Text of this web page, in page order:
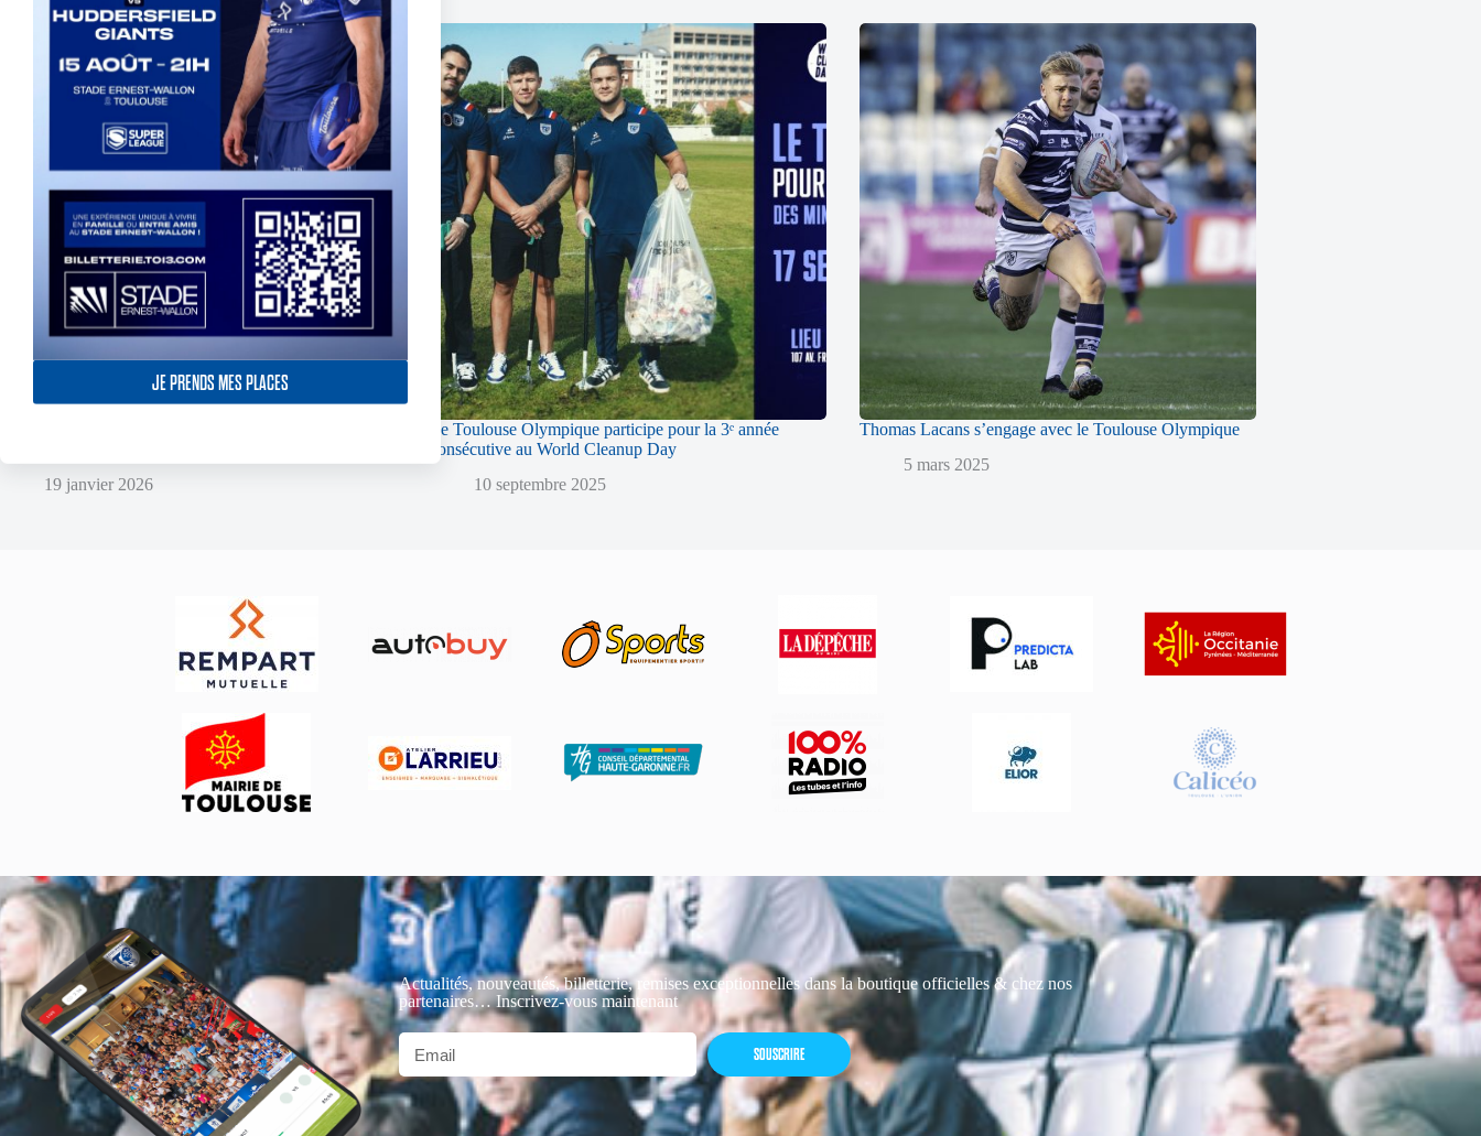
JE PRENDS MES PLACES
19 janvier 2026
Le Toulouse Olympique participe pour la 3ᵉ année
consécutive au World Cleanup Day
10 septembre 2025
Thomas Lacans s’engage avec le Toulouse Olympique
5 mars 2025
Actualités, nouveautés, billetterie, remises exceptionnelles dans la boutique officielles & chez nos
partenaires… Inscrivez-vous maintenant
SOUSCRIRE